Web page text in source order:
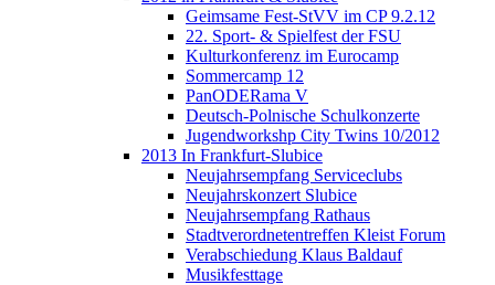
Geimsame Fest-StVV im CP 9.2.12
22. Sport- & Spielfest der FSU
Kulturkonferenz im Eurocamp
Sommercamp 12
PanODERama V
Deutsch-Polnische Schulkonzerte
Jugendworkshp City Twins 10/2012
2013 In Frankfurt-Slubice
Neujahrsempfang Serviceclubs
Neujahrskonzert Slubice
Neujahrsempfang Rathaus
Stadtverordnetentreffen Kleist Forum
Verabschiedung Klaus Baldauf
Musikfesttage